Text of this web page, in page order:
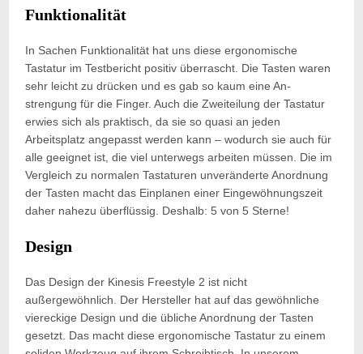
Funktionalität
In Sachen Funktionalität hat uns diese ergonomische
Tastatur im Testbericht positiv überrascht. Die Tasten waren
sehr leicht zu drücken und es gab so kaum eine An-
strengung für die Finger. Auch die Zweiteilung der Tastatur
erwies sich als praktisch, da sie so quasi an jeden
Arbeitsplatz angepasst werden kann – wodurch sie auch für
alle geeignet ist, die viel unterwegs arbeiten müssen. Die im
Vergleich zu normalen Tastaturen unveränderte Anordnung
der Tasten macht das Einplanen einer Eingewöhnungszeit
daher nahezu überflüssig. Deshalb: 5 von 5 Sterne!
Design
Das Design der Kinesis Freestyle 2 ist nicht
außergewöhnlich. Der Hersteller hat auf das gewöhnliche
viereckige Design und die übliche Anordnung der Tasten
gesetzt. Das macht diese ergonomische Tastatur zu einem